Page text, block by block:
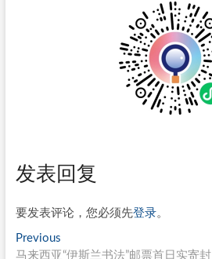
发表回复
要发表评论，您必须先登录。
文
PreviousPrevious
post:
马来西亚“伊斯兰书法”邮票首日实寄封